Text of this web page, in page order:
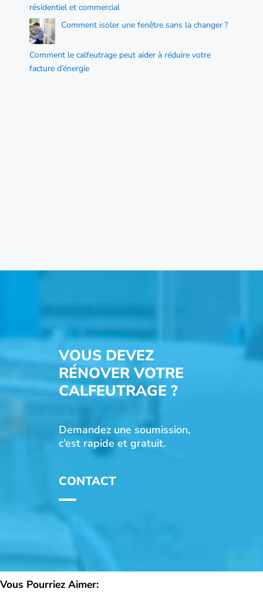
résidentiel et commercial
Comment isoler une fenêtre sans la changer ?
Comment le calfeutrage peut aider à réduire votre
facture d’énergie
VOUS DEVEZ
RÉNOVER VOTRE
CALFEUTRAGE ?
Demandez une soumission,
c’est rapide et gratuit.
CONTACT
Vous Pourriez Aimer: